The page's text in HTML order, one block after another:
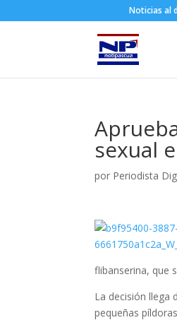
Noticias al
sexual
por Periodista
flibanserina, que
La decisión llega
pequeñas